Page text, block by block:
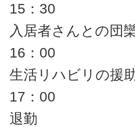
15：30
入居者さんとの団
16：00
生活リハビリの援
17：00
退勤